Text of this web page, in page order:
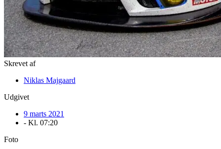
Skrevet af
Niklas Majgaard
Udgivet
9 marts 2021
- Kl. 07:20
Foto